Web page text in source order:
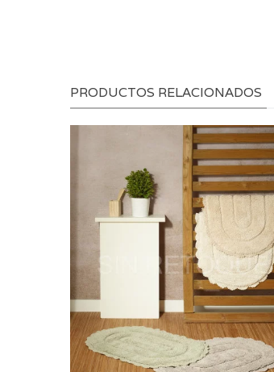
PRODUCTOS RELACIONADOS